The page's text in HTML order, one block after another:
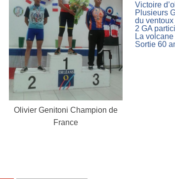
Olivier Genitoni Champion de
France
Victoire
Plusieurs
du ventoux
2 GA
La
Sortie 60